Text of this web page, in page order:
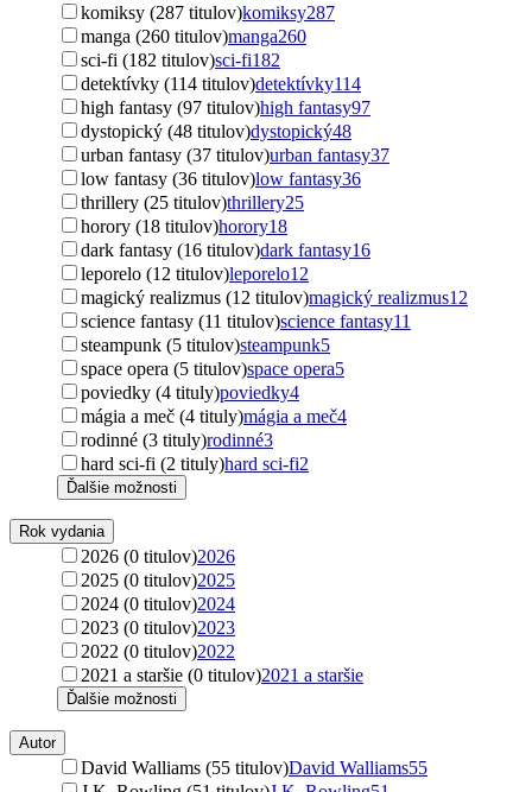
komiksy (287 titulov)komiksy287
manga (260 titulov)manga260
sci-fi (182 titulov)sci-fi182
detektívky (114 titulov)detektívky114
high fantasy (97 titulov)high fantasy97
dystopický (48 titulov)dystopický48
urban fantasy (37 titulov)urban fantasy37
low fantasy (36 titulov)low fantasy36
thrillery (25 titulov)thrillery25
horory (18 titulov)horory18
dark fantasy (16 titulov)dark fantasy16
leporelo (12 titulov)leporelo12
magický realizmus (12 titulov)magický realizmus12
science fantasy (11 titulov)science fantasy11
steampunk (5 titulov)steampunk5
space opera (5 titulov)space opera5
poviedky (4 tituly)poviedky4
mágia a meč (4 tituly)mágia a meč4
rodinné (3 tituly)rodinné3
hard sci-fi (2 tituly)hard sci-fi2
Ďalšie možnosti
Rok vydania
2026 (0 titulov)2026
2025 (0 titulov)2025
2024 (0 titulov)2024
2023 (0 titulov)2023
2022 (0 titulov)2022
2021 a staršie (0 titulov)2021 a staršie
Ďalšie možnosti
Autor
David Walliams (55 titulov)David Walliams55